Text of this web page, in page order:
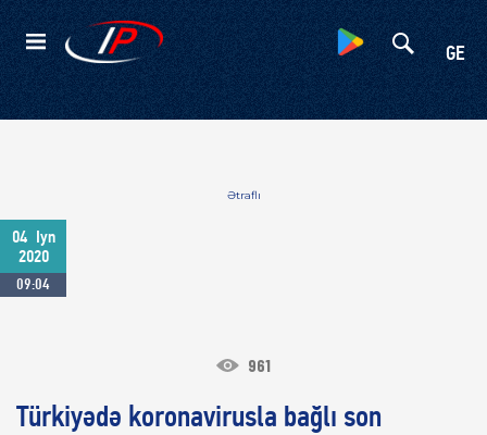
GE
Kateqoriyalar
Ətraflı
04
Iyn
2020
09:04
961
Türkiyədə koronavirusla bağlı son